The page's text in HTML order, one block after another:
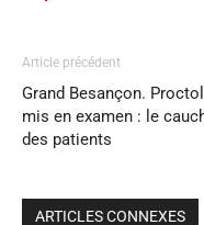
Article précédent
Grand Besançon.
mis en examen : le
des patients
ARTICLES CONNEXES